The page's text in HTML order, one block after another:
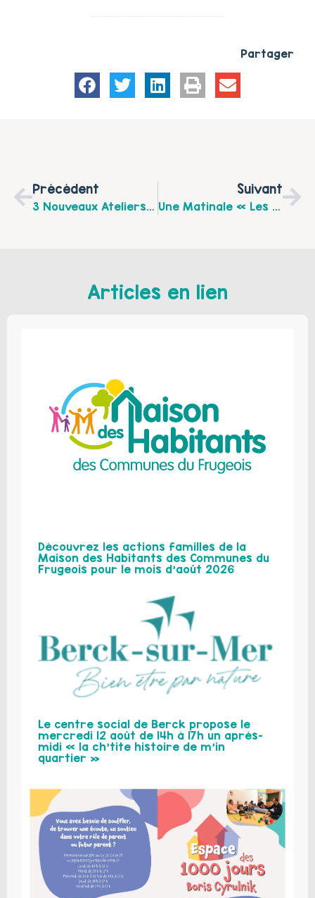
Partager
Précédent
3 Nouveaux Ateliers Parents/Enfants Pour 2017 Chez ACTISHOP !
Suivant
Une Matinale « Les Ados Face À La Séparation » Organisée Le 07 Avril 2017 Par La Maison Des Ados
Articles en lien
Découvrez les actions familles de la
Maison des Habitants des Communes du
Frugeois pour le mois d’août 2026
Le centre social de Berck propose le
mercredi 12 août de 14h à 17h un après-
midi « la ch’tite histoire de m’in
quartier »